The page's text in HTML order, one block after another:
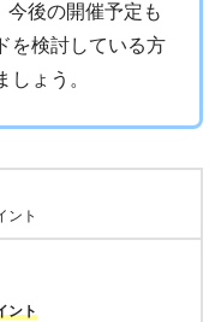
今後の開催予定も
を検討している方
ょう。
ント
ント